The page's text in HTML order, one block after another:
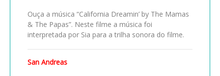
Ouça a música “California Dreamin’ by The Mamas
& The Papas”. Neste filme a música foi
interpretada por Sia para a trilha sonora do filme.
San Andreas